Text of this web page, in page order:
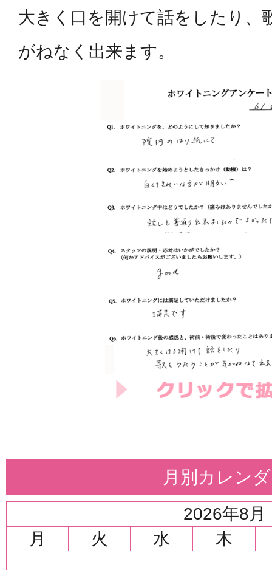
大きく口を開けて話をしたり、
がねなく出来ます。
月別カレン
2026年8月
月
火 水 木